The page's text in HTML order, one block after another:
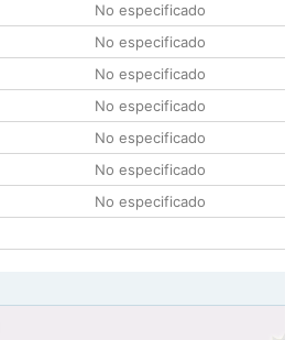
No especificado
No especificado
No especificado
No especificado
No especificado
No especificado
No especificado